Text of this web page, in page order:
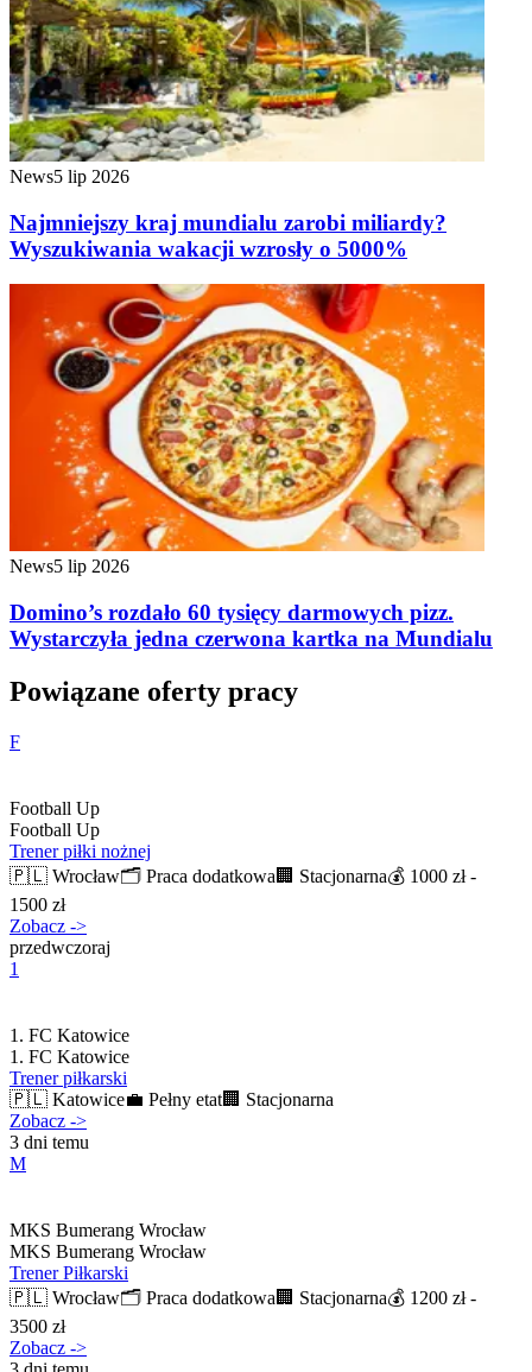
News5 lip 2026
Najmniejszy kraj mundialu zarobi miliardy?
Wyszukiwania wakacji wzrosły o 5000%
News5 lip 2026
Domino’s rozdało 60 tysięcy darmowych pizz.
Wystarczyła jedna czerwona kartka na Mundialu
Powiązane oferty pracy
F
Football Up
Football Up
Trener piłki nożnej
🇵🇱 Wrocław🗂️ Praca dodatkowa 🏢 Stacjonarna💰 1000 zł -
1500 zł
Zobacz ->
przedwczoraj
1
1. FC Katowice
1. FC Katowice
Trener piłkarski
🇵🇱 Katowice💼 Pełny etat🏢 Stacjonarna
Zobacz ->
3 dni temu
M
MKS Bumerang Wrocław
MKS Bumerang Wrocław
Trener Piłkarski
🇵🇱 Wrocław🗂️ Praca dodatkowa 🏢 Stacjonarna💰 1200 zł -
3500 zł
Zobacz ->